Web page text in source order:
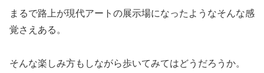
まるで路上が現代アートの展示場になったようなそんな感
覚さえある。
そんな楽しみ方もしながら歩いてみてはどうだろうか。